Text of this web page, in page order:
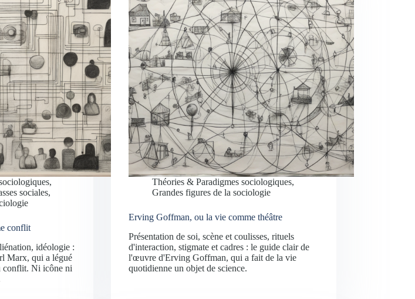
,
sociales,
conflit
idéologie :
Marx, qui a légué
conflit. Ni icône ni
Théories & Paradigmes sociologiques,
Grandes figures de la sociologie
Erving Goffman, ou la vie comme théâtre
Présentation de soi, scène et coulisses, rituels
d'interaction, stigmate et cadres : le guide clair de
l'œuvre d'Erving Goffman, qui a fait de la vie
quotidienne un objet de science.